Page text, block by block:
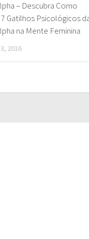
– Descubra Como
Gatilhos Psicológicos
na Mente Feminina
3, 2016